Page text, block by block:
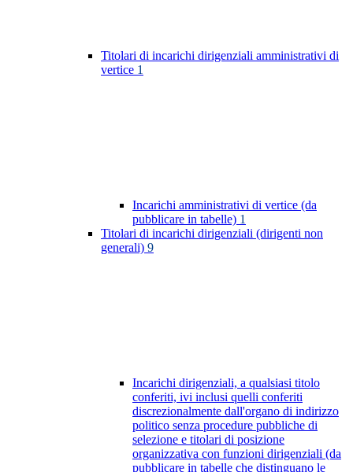
Titolari di incarichi dirigenziali amministrativi di
vertice 1
Incarichi amministrativi di vertice (da
pubblicare in tabelle) 1
Titolari di incarichi dirigenziali (dirigenti non
generali) 9
Incarichi dirigenziali, a qualsiasi titolo
conferiti, ivi inclusi quelli conferiti
discrezionalmente dall'organo di indirizzo
politico senza procedure pubbliche di
selezione e titolari di posizione
organizzativa con funzioni dirigenziali (da
pubblicare in tabelle che distinguano le